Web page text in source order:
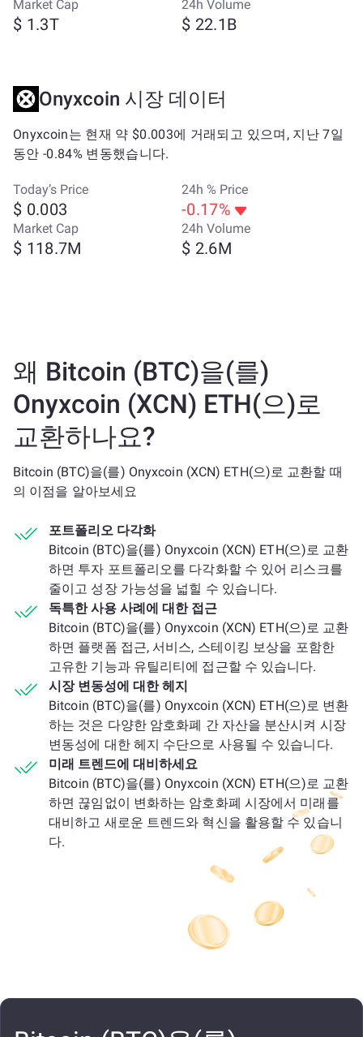
Market Cap
$ 1.3T
24h Volume
$ 22.1B
Onyxcoin 시장 데이터
Onyxcoin는 현재 약 $0.003에 거래되고 있으며, 지난 7일
동안 -0.84% 변동했습니다.
Today’s Price
$ 0.003
24h % Price
-0.17%
Market Cap
$ 118.7M
24h Volume
$ 2.6M
왜 Bitcoin (BTC)을(를)
Onyxcoin (XCN) ETH(으)로
교환하나요?
Bitcoin (BTC)을(를) Onyxcoin (XCN) ETH(으)로 교환할 때
의 이점을 알아보세요
포트폴리오 다각화
Bitcoin (BTC)을(를) Onyxcoin (XCN) ETH(으)로 교환
하면 투자 포트폴리오를 다각화할 수 있어 리스크를
줄이고 성장 가능성을 넓힐 수 있습니다.
독특한 사용 사례에 대한 접근
Bitcoin (BTC)을(를) Onyxcoin (XCN) ETH(으)로 교환
하면 플랫폼 접근, 서비스, 스테이킹 보상을 포함한
고유한 기능과 유틸리티에 접근할 수 있습니다.
시장 변동성에 대한 헤지
Bitcoin (BTC)을(를) Onyxcoin (XCN) ETH(으)로 변환
하는 것은 다양한 암호화폐 간 자산을 분산시켜 시장
변동성에 대한 헤지 수단으로 사용될 수 있습니다.
미래 트렌드에 대비하세요
Bitcoin (BTC)을(를) Onyxcoin (XCN) ETH(으)로 교환
하면 끊임없이 변화하는 암호화폐 시장에서 미래를
대비하고 새로운 트렌드와 혁신을 활용할 수 있습니
다.